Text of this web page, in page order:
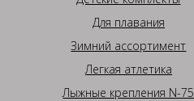
Для плавания
Зимний ассортимент
Легкая атлетика
Лыжные крепления N-75